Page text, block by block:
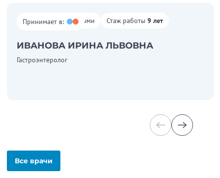
Принимает в:
Работает со взрослыми Стаж работы 9 лет
ИВАНОВА ИРИНА ЛЬВОВНА
Гастроэнтеролог
Все врачи